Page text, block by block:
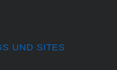
UND SITES